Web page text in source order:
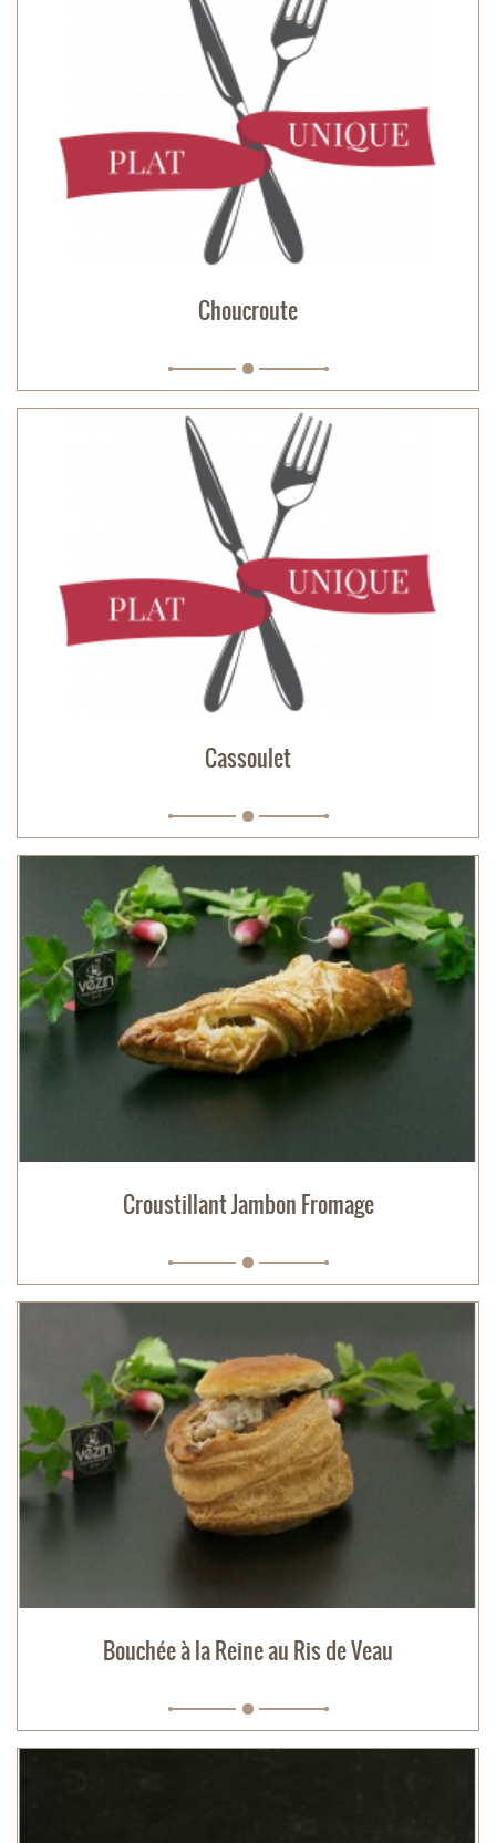
Choucroute
Cassoulet
Croustillant Jambon Fromage
Bouchée à la Reine au Ris de Veau